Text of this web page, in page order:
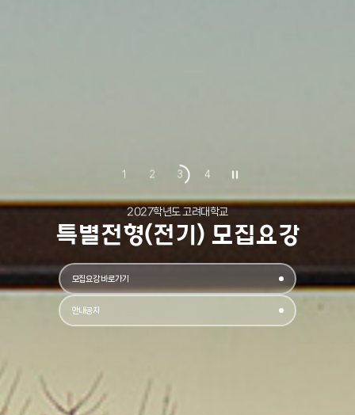
2027학년도 고려대학교
특별전형(전기) 모집요강
모집요강 바로가기
안내공지
1 2 3 4